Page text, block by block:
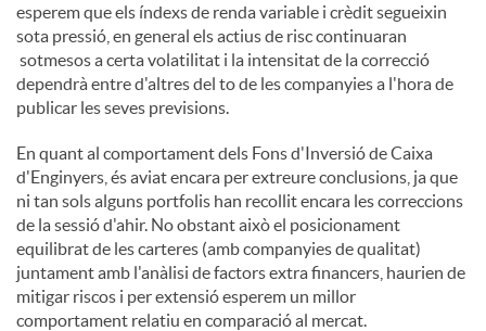
esperem que els índexs de renda variable i crèdit segueixin
sota pressió, en general els actius de risc continuaran
sotmesos a certa volatilitat i la intensitat de la correcció
dependrà entre d'altres del to de les companyies a l'hora de
publicar les seves previsions.
En quant al comportament dels Fons d'Inversió de Caixa
d'Enginyers, és aviat encara per extreure conclusions, ja que
ni tan sols alguns portfolis han recollit encara les correccions
de la sessió d'ahir. No obstant això el posicionament
equilibrat de les carteres (amb companyies de qualitat)
juntament amb l'anàlisi de factors extra financers, haurien de
mitigar riscos i per extensió esperem un millor
comportament relatiu en comparació al mercat.